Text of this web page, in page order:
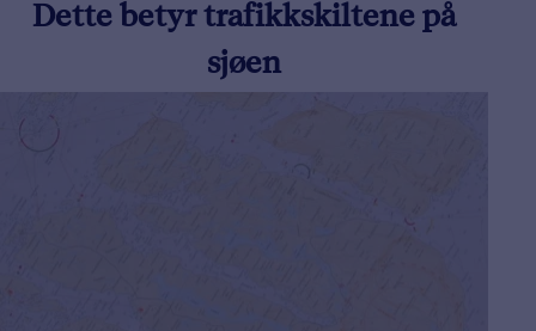
Dette betyr trafikkskiltene på
sjøen